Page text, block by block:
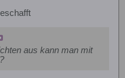
aus kann man mit